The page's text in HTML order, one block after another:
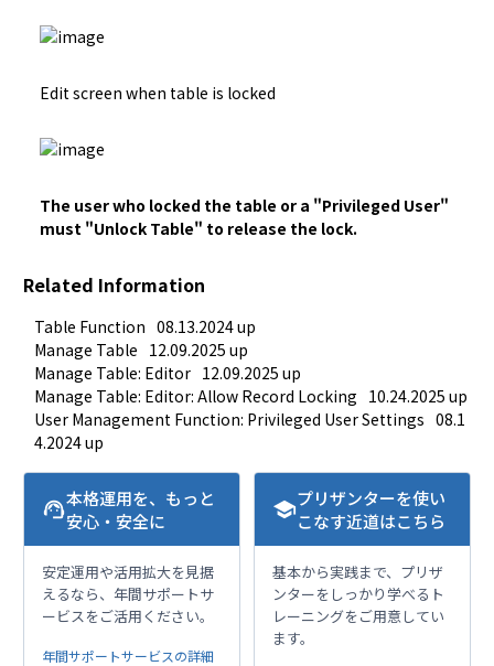
Edit screen when table is locked
The user who locked the table or a "Privileged User"
must "Unlock Table" to release the lock.
Related Information
Table Function 08.13.2024 up
Manage Table 12.09.2025 up
Manage Table: Editor 12.09.2025 up
Manage Table: Editor: Allow Record Locking 10.24.2025 up
User Management Function: Privileged User Settings 08.1
4.2024 up
support_agent本格運用を、もっと
安心・安全に
安定運用や活用拡大を見据
えるなら、年間サポートサ
ービスをご活用ください。
年間サポートサービスの詳細
schoolプリザンターを使い
こなす近道はこちら
基本から実践まで、プリザ
ンターをしっかり学べるト
レーニングをご用意してい
ます。